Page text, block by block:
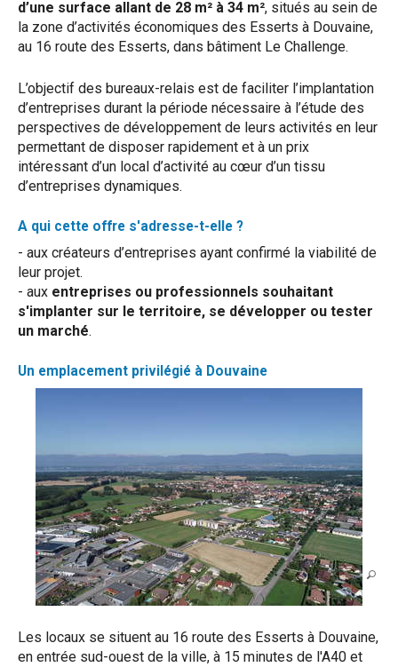
d’une surface allant de 28 m² à 34 m², situés au sein de
la zone d’activités économiques des Esserts à Douvaine,
au 16 route des Esserts, dans bâtiment Le Challenge.
L’objectif des bureaux-relais est de faciliter l’implantation
d’entreprises durant la période nécessaire à l’étude des
perspectives de développement de leurs activités en leur
permettant de disposer rapidement et à un prix
intéressant d’un local d’activité au cœur d’un tissu
d’entreprises dynamiques.
A qui cette offre s'adresse-t-elle ?
- aux créateurs d’entreprises ayant confirmé la viabilité de
leur projet.
- aux entreprises ou professionnels souhaitant
s'implanter sur le territoire, se développer ou tester
un marché.
Un emplacement privilégié à Douvaine
Les locaux se situent au 16 route des Esserts à Douvaine,
en entrée sud-ouest de la ville, à 15 minutes de l'A40 et